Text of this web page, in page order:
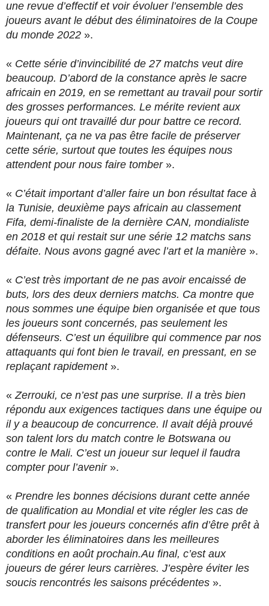
une revue d’effectif et voir évoluer l’ensemble des
joueurs avant le début des éliminatoires de la Coupe
du monde 2022 ».
« Cette série d’invincibilité de 27 matchs veut dire
beaucoup. D’abord de la constance après le sacre
africain en 2019, en se remettant au travail pour sortir
des grosses performances. Le mérite revient aux
joueurs qui ont travaillé dur pour battre ce record.
Maintenant, ça ne va pas être facile de préserver
cette série, surtout que toutes les équipes nous
attendent pour nous faire tomber».
« C’était important d’aller faire un bon résultat face à
la Tunisie, deuxième pays africain au classement
Fifa, demi-finaliste de la dernière CAN, mondialiste
en 2018 et qui restait sur une série 12 matchs sans
défaite. Nous avons gagné avec l’art et la manière ».
« C’est très important de ne pas avoir encaissé de
buts, lors des deux derniers matchs. Ca montre que
nous sommes une équipe bien organisée et que tous
les joueurs sont concernés, pas seulement les
défenseurs. C’est un équilibre qui commence par nos
attaquants qui font bien le travail, en pressant, en se
replaçant rapidement ».
« Zerrouki, ce n’est pas une surprise. Il a très bien
répondu aux exigences tactiques dans une équipe ou
il y a beaucoup de concurrence. Il avait déjà prouvé
son talent lors du match contre le Botswana ou
contre le Mali. C’est un joueur sur lequel il faudra
compter pour l’avenir».
« Prendre les bonnes décisions durant cette année
de qualification au Mondial et vite régler les cas de
transfert pour les joueurs concernés afin d’être prêt à
aborder les éliminatoires dans les meilleures
conditions en août prochain.Au final, c’est aux
joueurs de gérer leurs carrières. J’espère éviter les
soucis rencontrés les saisons précédentes ».